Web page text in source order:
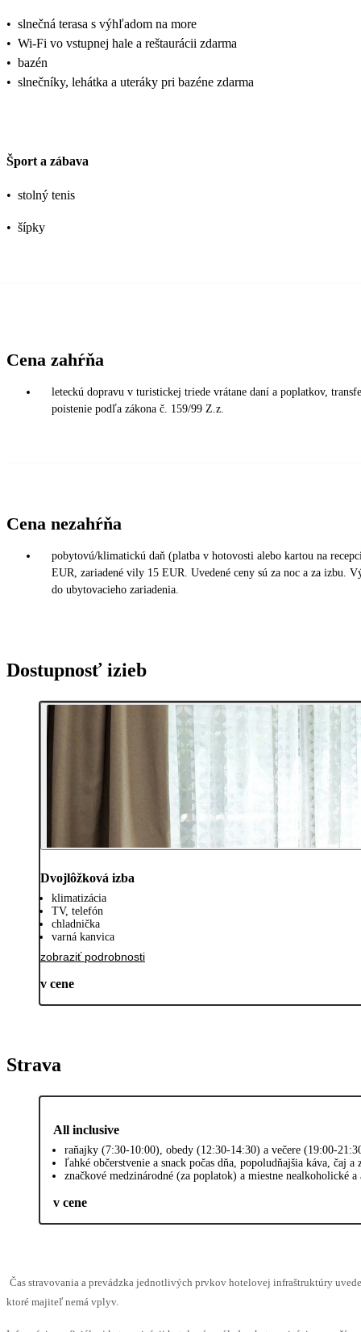
• slnečná terasa s výhľadom na more
• Wi-Fi vo vstupnej hale a reštaurácii zdarma
• bazén
• slnečníky, lehátka a uteráky pri bazéne zdarma
Šport a zábava
• stolný tenis
• šípky
Cena zahŕňa
leteckú dopravu v turistickej triede vrátane daní a poplatkov,
poistenie podľa zákona č. 159/99 Z.z.
Cena nezahŕňa
pobytovú/klimatickú daň (platba v hotovosti alebo kartou na
EUR, zariadené vily 15 EUR. Uvedené ceny sú za noc a za izbu.
do ubytovacieho zariadenia.
Dostupnosť izieb
Dvojlôžková izba
klimatizácia
TV, telefón
chladnička
varná kanvica
zobraziť podrobnosti
v cene
Strava
All inclusive
raňajky (7:30-10:00), obedy (12:30-14:30) a večere (19:00-
ľahké občerstvenie a snack počas dňa, popoludňajšia káva, čaj a
značkové medzinárodné (za poplatok) a miestne nealkoholické
v cene
Čas stravovania a prevádzka jednotlivých prvkov hotelovej infraštruktúry
ktoré majiteľ nemá vplyv.